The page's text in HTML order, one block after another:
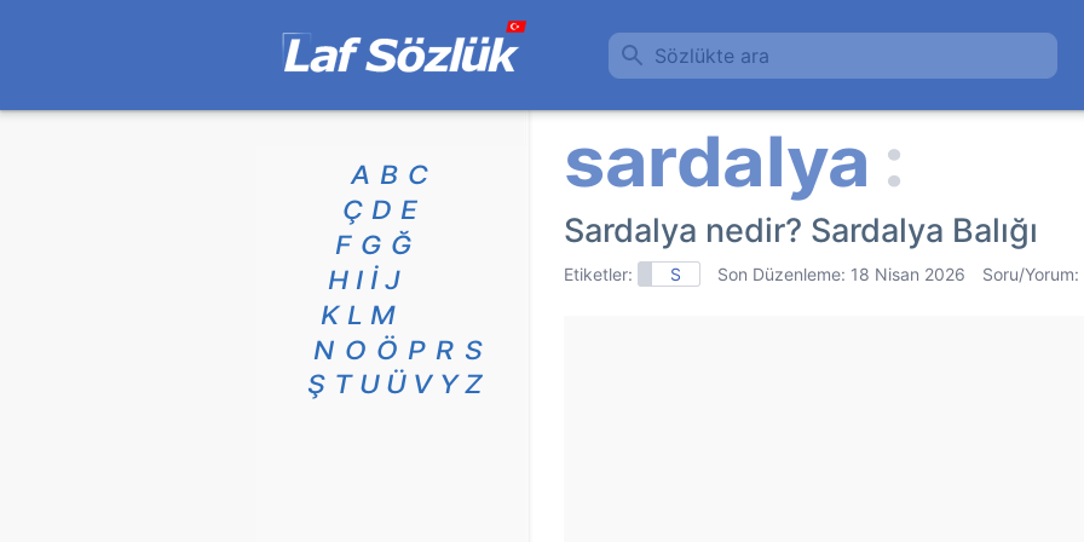
Sözlükte ara
Sardalya nedir? Sardalya Balığı
Etiketler: S Son Düzenleme: 18 Nisan 2026 Soru/Yorum:
A B C
Ç D E
F G Ğ
H I İ J
K L M
N O Ö P R S
Ş T U Ü V Y Z